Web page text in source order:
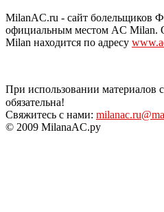
MilanAC.ru - сайт болельщиков
официальным местом AC Milan.
Milan находится по адресу
При использовании материалов
обязательна!
Свяжитесь с нами:
© 2009 MilanaAC.ру